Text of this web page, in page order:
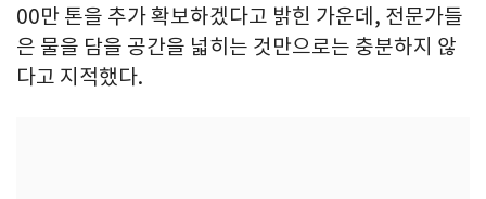
00만 톤을 추가 확보하겠다고 밝힌 가운데, 전문가들
은 물을 담을 공간을 넓히는 것만으로는 충분하지 않
다고 지적했다.